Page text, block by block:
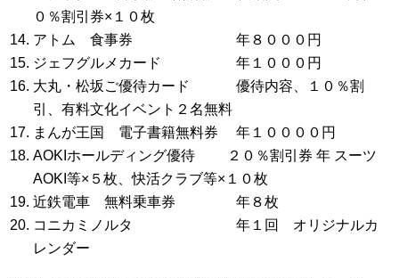
０％割引券×１０枚
アトム 食事券 年８０００円
ジェフグルメカード 年１０００円
大丸・松坂ご優待カード 優待内容、１０％割
引、有料文化イベント２名無料
まんが王国 電子書籍無料券 年１００００円
AOKIホールディング優待 ２０％割引券 年 スーツ
AOKI等×５枚、快活クラブ等×１０枚
近鉄電車 無料乗車券 年８枚
コニカミノルタ 年１回 オリジナルカ
レンダー